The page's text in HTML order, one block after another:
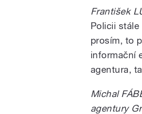
František
Policii
prosím, to
informační
agentura,
Michal
agentury